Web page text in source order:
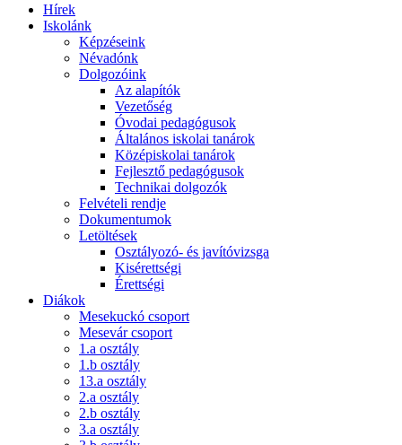
Hírek
Iskolánk
Képzéseink
Névadónk
Dolgozóink
Az alapítók
Vezetőség
Óvodai pedagógusok
Általános iskolai tanárok
Középiskolai tanárok
Fejlesztő pedagógusok
Technikai dolgozók
Felvételi rendje
Dokumentumok
Letöltések
Osztályozó- és javítóvizsga
Kisérettségi
Érettségi
Diákok
Mesekuckó csoport
Mesevár csoport
1.a osztály
1.b osztály
13.a osztály
2.a osztály
2.b osztály
3.a osztály